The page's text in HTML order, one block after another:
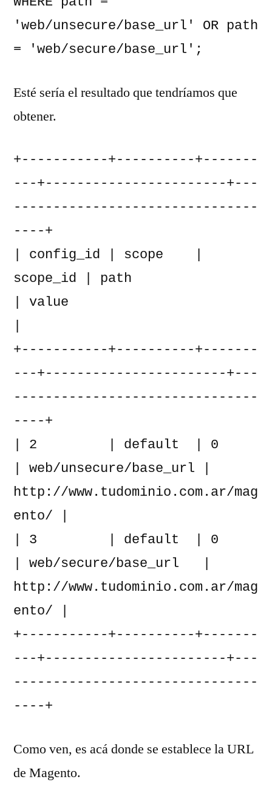
'web/unsecure/base_url' OR path
= 'web/secure/base_url';
Esté sería el resultado que tendríamos que
obtener.
+-----------+----------+-------
---+-----------------------+---
-------------------------------
----+
| config_id | scope    |
scope_id | path
| value
+-----------+----------+-------
---+-----------------------+---
-------------------------------
----+
| 2         | default  | 0
| web/unsecure/base_url |
http://www.tudominio.com.ar/mag
ento/ |
| 3         | default  | 0
| web/secure/base_url   |
http://www.tudominio.com.ar/mag
ento/ |
+-----------+----------+-------
---+-----------------------+---
-------------------------------
----+
Como ven, es acá donde se establece la URL
de Magento.